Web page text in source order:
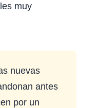
muy
nuevas
antes
por un